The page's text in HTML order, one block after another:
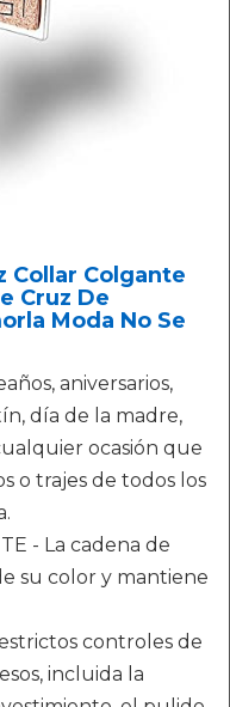
Collar Colgante
Cruz De
Moda No Se
aniversarios,
día de la madre,
ocasión que
o trajes de todos los
- La cadena de
su color y mantiene
controles de
incluida la